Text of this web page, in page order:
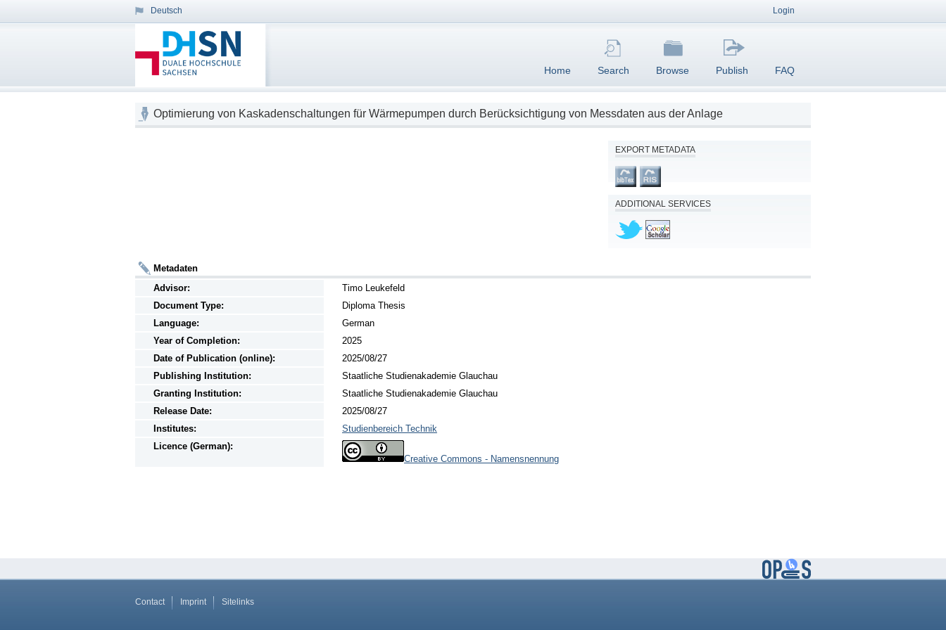
Deutsch Login
Home Search Browse Publish FAQ
Optimierung von Kaskadenschaltungen für Wärmepumpen durch Berücksichtigung von Messdaten aus der Anlage
EXPORT METADATA
ADDITIONAL SERVICES
Metadaten
Advisor:
Timo Leukefeld
Document Type:
Diploma Thesis
Language:
German
Year of Completion:
2025
Date of Publication (online):
2025/08/27
Publishing Institution:
Staatliche Studienakademie Glauchau
Granting Institution:
Staatliche Studienakademie Glauchau
Release Date:
2025/08/27
Institutes:
Studienbereich Technik
Licence (German):
Creative Commons - Namensnennung
Contact Imprint Sitelinks